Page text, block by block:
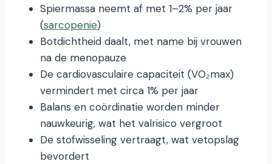
Spiermassa neemt af met 1–2% per jaar
(sarcopenie)
Botdichtheid daalt, met name bij vrouwen
na de menopauze
De cardiovasculaire capaciteit (VO₂max)
vermindert met circa 1% per jaar
Balans en coördinatie worden minder
nauwkeurig, wat het valrisico vergroot
De stofwisseling vertraagt, wat vetopslag
bevordert